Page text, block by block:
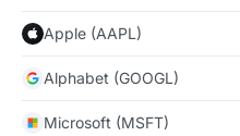
Apple (AAPL)
Alphabet (GOOGL)
Microsoft (MSFT)